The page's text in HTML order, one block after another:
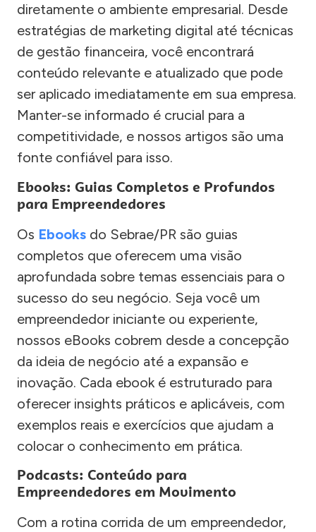
diretamente o ambiente empresarial. Desde
estratégias de marketing digital até técnicas
de gestão financeira, você encontrará
conteúdo relevante e atualizado que pode
ser aplicado imediatamente em sua empresa.
Manter-se informado é crucial para a
competitividade, e nossos artigos são uma
fonte confiável para isso.
Ebooks: Guias Completos e Profundos
para Empreendedores
Os Ebooks do Sebrae/PR são guias
completos que oferecem uma visão
aprofundada sobre temas essenciais para o
sucesso do seu negócio. Seja você um
empreendedor iniciante ou experiente,
nossos eBooks cobrem desde a concepção
da ideia de negócio até a expansão e
inovação. Cada ebook é estruturado para
oferecer insights práticos e aplicáveis, com
exemplos reais e exercícios que ajudam a
colocar o conhecimento em prática.
Podcasts: Conteúdo para
Empreendedores em Movimento
Com a rotina corrida de um empreendedor,